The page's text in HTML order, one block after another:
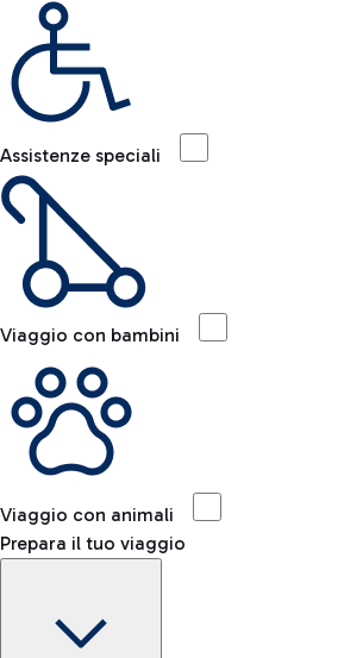
Assistenze speciali
Viaggio con bambini
Viaggio con animali
Prepara il tuo viaggio